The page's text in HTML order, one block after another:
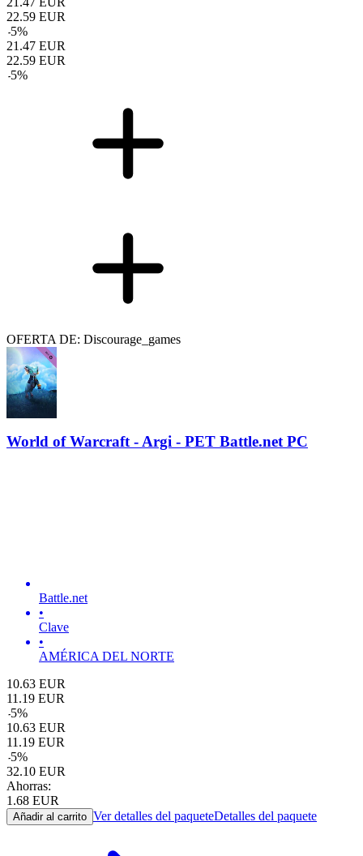
22.59 EUR
-5%
21.47 EUR
22.59 EUR
-5%
OFERTA DE: Discourage_games
World of Warcraft - Argi - PET Battle.net PC
Battle.net
•
Clave
•
AMÉRICA DEL NORTE
10.63 EUR
11.19 EUR
-5%
10.63 EUR
11.19 EUR
-5%
32.10 EUR
Ahorras:
1.68 EUR
Añadir al carrito Ver detalles del paqueteDetalles del paquete